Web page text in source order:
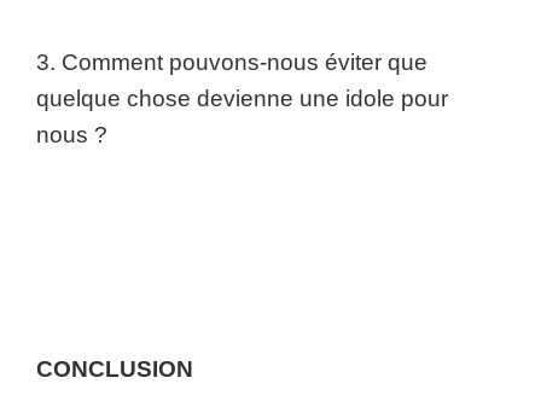
3. Comment pouvons-nous éviter que
quelque chose devienne une idole pour
nous ?
CONCLUSION